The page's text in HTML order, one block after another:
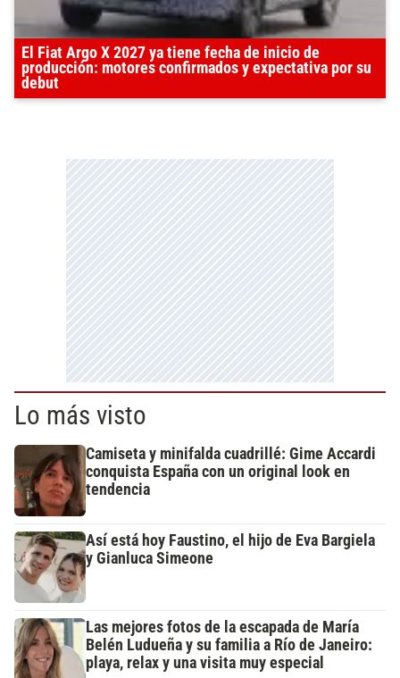
El Fiat Argo X 2027 ya tiene fecha de inicio de
producción: motores confirmados y expectativa por su
debut
Lo más visto
Camiseta y minifalda cuadrillé: Gime Accardi
conquista España con un original look en
tendencia
Así está hoy Faustino, el hijo de Eva Bargiela
y Gianluca Simeone
Las mejores fotos de la escapada de María
Belén Ludueña y su familia a Río de Janeiro:
playa, relax y una visita muy especial